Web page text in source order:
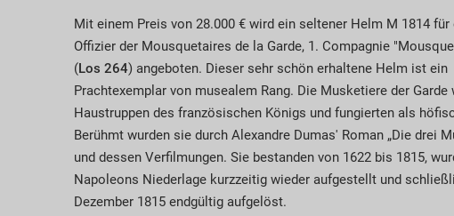
Mit einem Preis von 28.000 € wird ein seltener Helm M 1814 für
Offizier der Mousquetaires de la Garde, 1. Compagnie
(Los 264) angeboten. Dieser sehr schön erhaltene Helm ist ein
Prachtexemplar von musealem Rang. Die Musketiere der Garde
Haustruppen des französischen Königs und fungierten als
Berühmt wurden sie durch Alexandre Dumas' Roman „Die drei
und dessen Verfilmungen. Sie bestanden von 1622 bis 1815,
Napoleons Niederlage kurzzeitig wieder aufgestellt und
Dezember 1815 endgültig aufgelöst.